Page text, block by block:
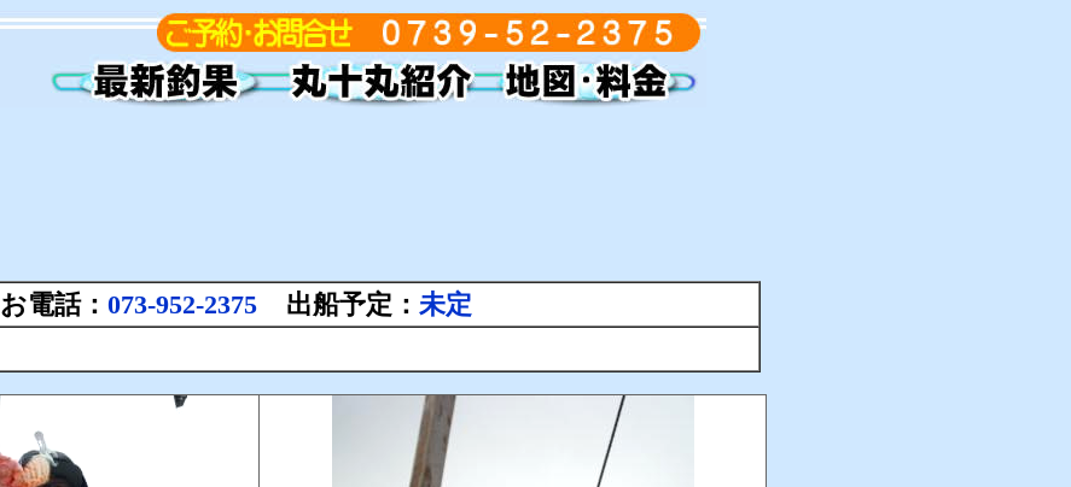
お電話： 073-952-2375 出船予定： 未定